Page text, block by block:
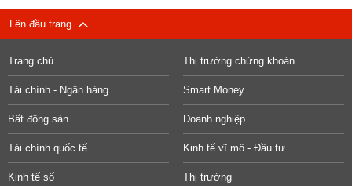
Lên đầu trang
Trang chủ Thị trường chứng khoán
Tài chính - Ngân hàng Smart Money
Bất động sản Doanh nghiệp
Tài chính quốc tế Kinh tế vĩ mô - Đầu tư
Kinh tế số Thị trường